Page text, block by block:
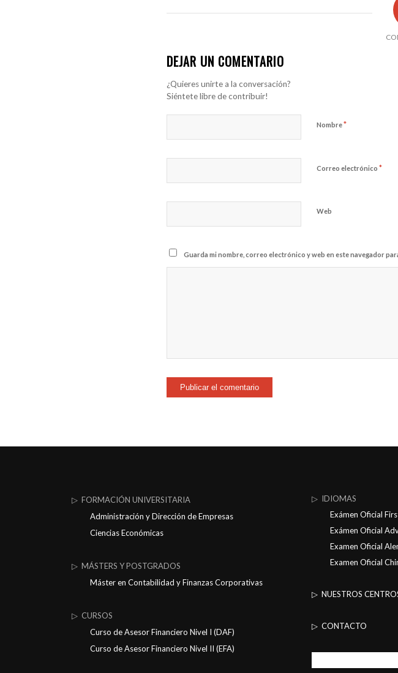
DEJAR UN COMENTARIO
¿Quieres unirte a la conversación?
Siéntete libre de contribuir!
Nombre*
Correo electrónico *
Web
Guarda mi nombre, correo electrónico y web en este navegador
▷ FORMACIÓN UNIVERSITARIA
Administración y Dirección de Empresas
Ciencias Económicas
▷ MÁSTERS Y POSTGRADOS
Máster en Contabilidad y Finanzas Corporativas
▷ CURSOS
Curso de Asesor Financiero Nivel I (DAF)
Curso de Asesor Financiero Nivel II (EFA)
▷ IDIOMAS
Exámen Oficial
Exámen Oficial
Examen Oficial
Examen Oficial
▷ NUESTROS
▷ CONTACTO